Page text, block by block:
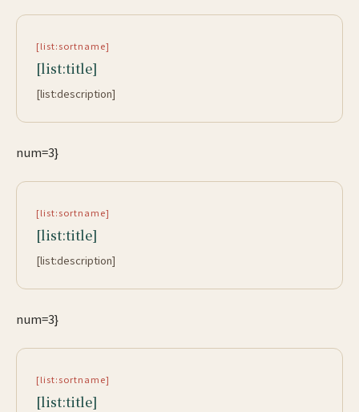
[list:sortname]
[list:title]
[list:description]
num=3}
[list:sortname]
[list:title]
[list:description]
num=3}
[list:sortname]
[list:title]